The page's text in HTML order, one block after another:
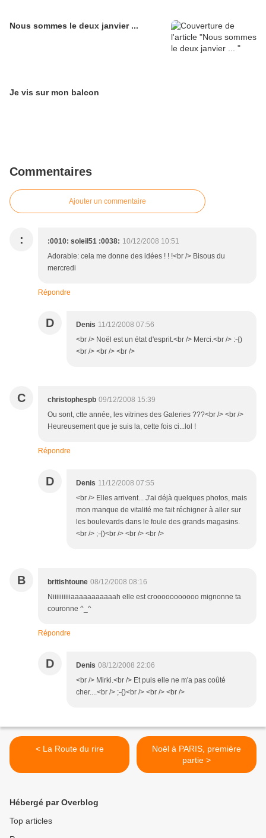
Nous sommes le deux janvier ...
Je vis sur mon balcon
Commentaires
Ajouter un commentaire
: :0010: soleil51 :0038: 10/12/2008 10:51
Adorable: cela me donne des idées ! ! !<br /> Bisous du
mercredi
Répondre
D Denis 11/12/2008 07:56
<br /> Noël est un état d'esprit.<br /> Merci.<br /> :-{)
<br /> <br /> <br />
C christophespb 09/12/2008 15:39
Ou sont, ctte année, les vitrines des Galeries ???<br /> <br />
Heureusement que je suis la, cette fois ci...lol !
Répondre
D Denis 11/12/2008 07:55
<br /> Elles arrivent... J'ai déjà quelques photos, mais
mon manque de vitalité me fait réchigner à aller sur
les boulevards dans le foule des grands magasins.
<br /> ;-{)<br /> <br /> <br />
B britishtoune 08/12/2008 08:16
Niiiiiiiiiiaaaaaaaaaaah elle est crooooooooooo mignonne ta
couronne ^_^
Répondre
D Denis 08/12/2008 22:06
<br /> Mirki.<br /> Et puis elle ne m'a pas coûté
cher....<br /> ;-{)<br /> <br /> <br />
< La Route du rire
Noël à PARIS, première
partie >
Hébergé par Overblog
Top articles